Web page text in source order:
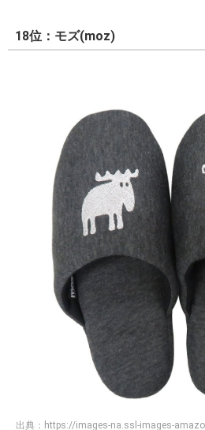
18位：モズ(moz)
出典： https://images-na.ssl-images-